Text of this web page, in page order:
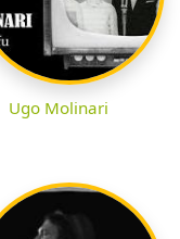
Ugo Molinari